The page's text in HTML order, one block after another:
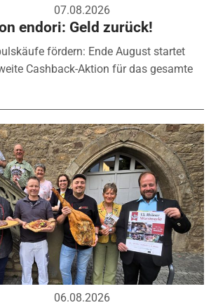
07.08.2026
endori: Geld zurück!
fördern: Ende August startet
Cashback-Aktion für das gesamte
06.08.2026